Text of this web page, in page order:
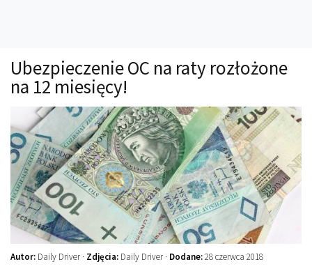
Technika jazdy
Oświetlenie
Kalkulatory
Przelicznik mocy
Auto z niemiec
Galerie
Ubezpieczenie OC na raty rozłożone
na 12 miesięcy!
Autor: Daily Driver · Zdjęcia: Daily Driver · Dodane:28 czerwca 2018